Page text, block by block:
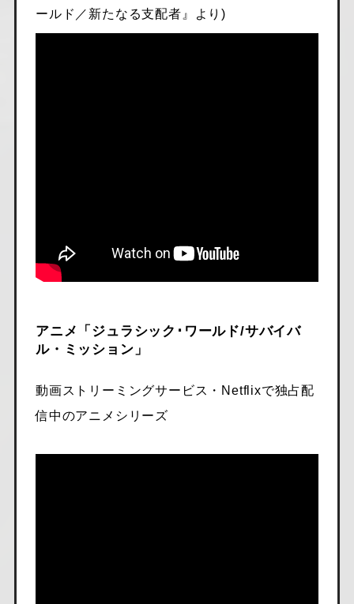
ールド／新たなる支配者』より)
アニメ「ジュラシック･ワールド/サバイバ
ル・ミッション」
動画ストリーミングサービス・Netflixで独占配
信中のアニメシリーズ